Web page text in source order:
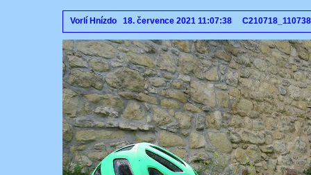
Vorlí Hnízdo 18. července 2021 11:07:38